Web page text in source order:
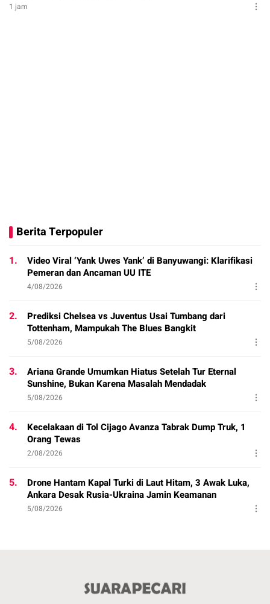
1 jam
Berita Terpopuler
1.
Video Viral ‘Yank Uwes Yank’ di Banyuwangi: Klarifikasi
Pemeran dan Ancaman UU ITE
4/08/2026
2.
Prediksi Chelsea vs Juventus Usai Tumbang dari
Tottenham, Mampukah The Blues Bangkit
5/08/2026
3.
Ariana Grande Umumkan Hiatus Setelah Tur Eternal
Sunshine, Bukan Karena Masalah Mendadak
5/08/2026
4.
Kecelakaan di Tol Cijago Avanza Tabrak Dump Truk, 1
Orang Tewas
2/08/2026
5.
Drone Hantam Kapal Turki di Laut Hitam, 3 Awak Luka,
Ankara Desak Rusia-Ukraina Jamin Keamanan
5/08/2026